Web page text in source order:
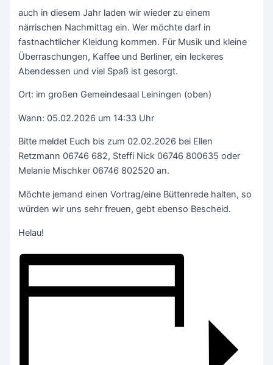
auch in diesem Jahr laden wir wieder zu einem
närrischen Nachmittag ein. Wer möchte darf in
fastnachtlicher Kleidung kommen. Für Musik und kleine
Überraschungen, Kaffee und Berliner, ein leckeres
Abendessen und viel Spaß ist gesorgt.
Ort: im großen Gemeindesaal Leiningen (oben)
Wann: 05.02.2026 um 14:33 Uhr
Bitte meldet Euch bis zum 02.02.2026 bei Ellen
Retzmann 06746 682, Steffi Nick 06746 800635 oder
Melanie Mischker 06746 802520 an.
Möchte jemand einen Vortrag/eine Büttenrede halten, so
würden wir uns sehr freuen, gebt ebenso Bescheid.
Helau!